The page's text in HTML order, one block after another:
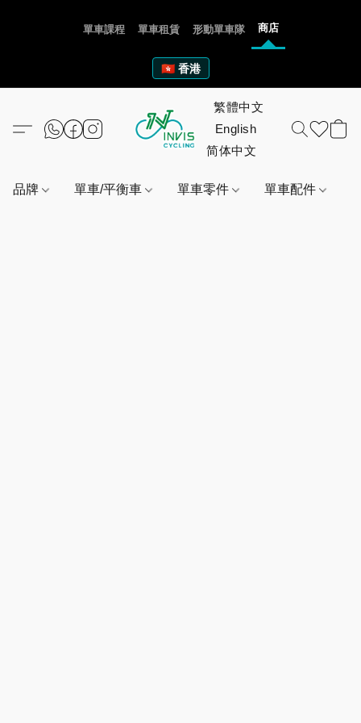
單車課程 單車租賃 形動單車隊 商店
🇭🇰 香港
品牌 單車/平衡車 單車零件 單車配件